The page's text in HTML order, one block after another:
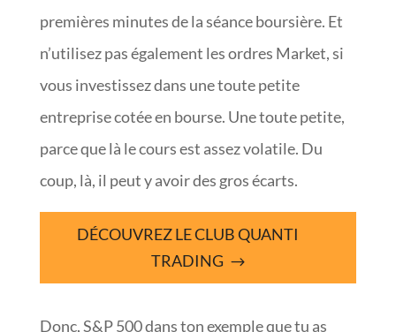
premières minutes de la séance boursière. Et
n’utilisez pas également les ordres Market, si
vous investissez dans une toute petite
entreprise cotée en bourse. Une toute petite,
parce que là le cours est assez volatile. Du
coup, là, il peut y avoir des gros écarts.
DÉCOUVREZ LE CLUB QUANTI
TRADING
Donc, S&P 500 dans ton exemple que tu as